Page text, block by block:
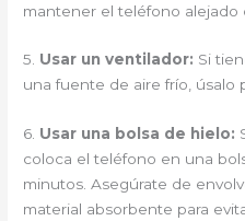
mantener el teléfono alejado
5. Usar un ventilador: Si
una fuente de aire frío, úsalo
6. Usar una bolsa de hielo:
coloca el teléfono en una
minutos. Asegúrate de
material absorbente para